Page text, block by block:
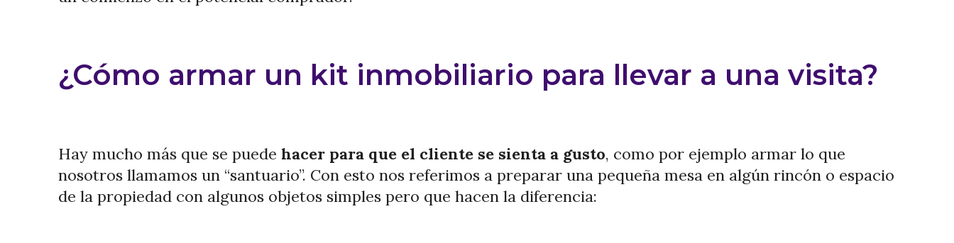
¿Cómo armar un kit inmobiliario para llevar a una visita?
Hay mucho más que se puede hacer para que el cliente se sienta a gusto, como por ejemplo armar lo que
nosotros llamamos un “santuario”. Con esto nos referimos a preparar una pequeña mesa en algún rincón o espacio
de la propiedad con algunos objetos simples pero que hacen la diferencia: